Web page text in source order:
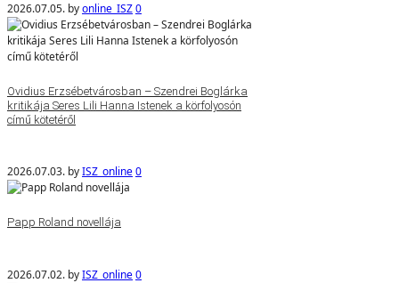
2026.07.05. byonline_ISZ0
Ovidius Erzsébetvárosban – Szendrei Boglárka
kritikája Seres Lili Hanna Istenek a körfolyosón
című kötetéről
2026.07.03. byISZ_online0
Papp Roland novellája
2026.07.02. byISZ_online0